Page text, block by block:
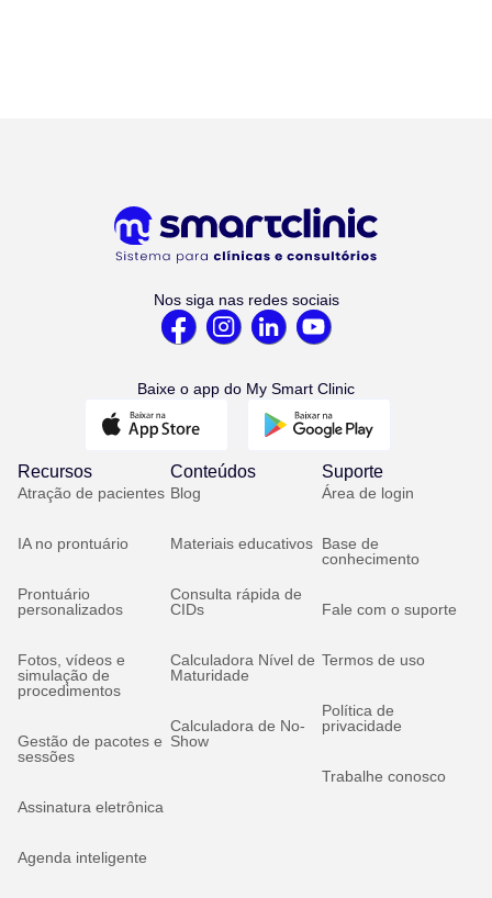
Nos siga nas redes sociais
Baixe o app do My Smart Clinic
Recursos
Atração de pacientes
IA no prontuário
Prontuário
personalizados
Fotos, vídeos e
simulação de
procedimentos
Gestão de pacotes e
sessões
Assinatura eletrônica
Agenda inteligente
Conteúdos
Blog
Materiais educativos
Consulta rápida de
CIDs
Calculadora Nível de
Maturidade
Calculadora de No-
Show
Suporte
Área de login
Base de
conhecimento
Fale com o suporte
Termos de uso
Política de
privacidade
Trabalhe conosco